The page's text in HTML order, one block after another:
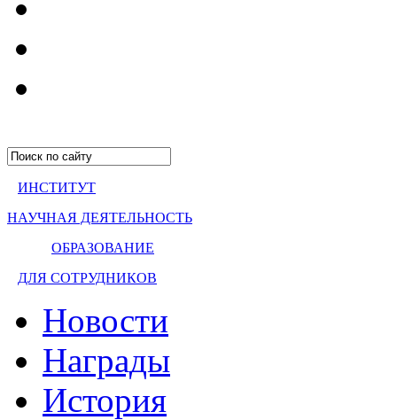
ИНСТИТУТ
НАУЧНАЯ ДЕЯТЕЛЬНОСТЬ
ОБРАЗОВАНИЕ
ДЛЯ СОТРУДНИКОВ
Новости
Награды
История